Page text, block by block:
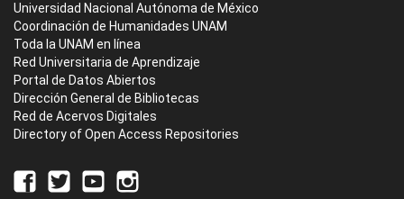
Universidad Nacional Autónoma de México
Coordinación de Humanidades UNAM
Toda la UNAM en línea
Red Universitaria de Aprendizaje
Portal de Datos Abiertos
Dirección General de Bibliotecas
Red de Acervos Digitales
Directory of Open Access Repositories